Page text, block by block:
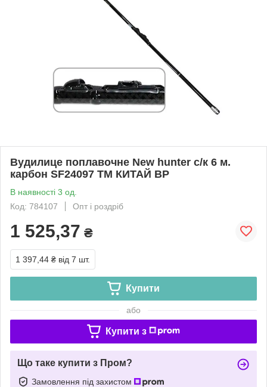
Вудилице поплавочне New hunter с/к 6 м.
карбон SF24097 ТМ КИТАЙ BP
В наявності 3 од.
Код: 784107
Опт і роздріб
1 525,37 ₴
1 397,44 ₴ від 7 шт.
Купити
або
Купити з
Що таке купити з Пром?
Замовлення під захистом